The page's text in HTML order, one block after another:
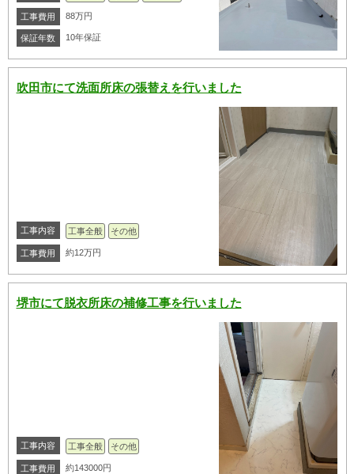
工事費用 88万円
保証年数 10年保証
吹田市にて洗面所床の張替えを行いました
工事内容 工事全般 その他
工事費用 約12万円
堺市にて脱衣所床の補修工事を行いました
工事内容 工事全般 その他
工事費用 約143000円